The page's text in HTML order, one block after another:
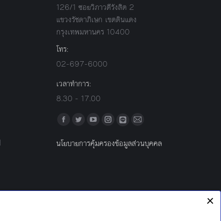
126/1 ซอยวิภาวดีรังสิต 2
แขวงรัชดาภิเษก เขตดินแดง
กรุงเทพมหานคร 10400
โทร:
02-697-6000
เวลาทำการ:
8.30 - 17.00
Find us on:
Facebook
TwitterYouTube
Instagram
LineMail
นโยบายการคุ้มครองข้อมูลส่วนบุคคล